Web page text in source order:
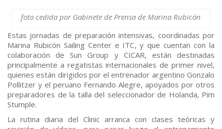
foto cedida por Gabinete de Prensa de Marina Rubicón
Estas jornadas de preparación intensivas, coordinadas por
Marina Rubicón Sailing Center e ITC, y que cuentan con la
colaboración de Sun Group y CICAR, están destinadas
principalmente a regatistas internacionales de primer nivel,
quienes están dirigidos por el entrenador argentino Gonzalo
Pollitzer y el peruano Fernando Alegre, apoyados por otros
preparadores de la talla del seleccionador de Holanda, Pim
Stumple.
La rutina diaria del Clinic arranca con clases teóricas y